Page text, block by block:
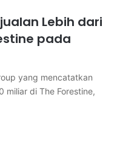
Lebih dari
pada
yang mencatatkan
miliar di The Forestine,